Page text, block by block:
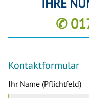
IHRE
✆
Kontaktformular
Ihr Name (Pflichtfeld)